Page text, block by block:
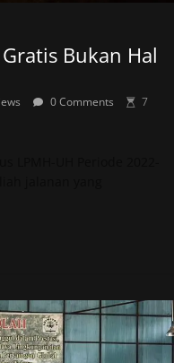
Bukan Hal
0 Comments
7